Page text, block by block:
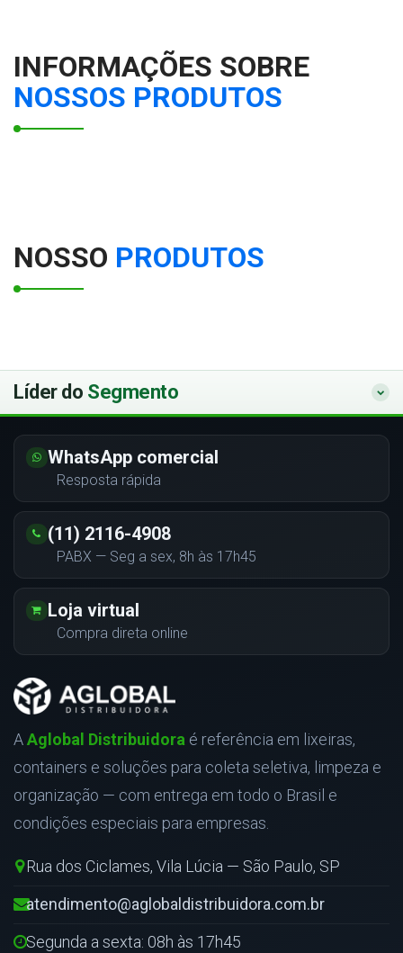
INFORMAÇÕES SOBRE
NOSSOS PRODUTOS
NOSSO PRODUTOS
Líder do Segmento
WhatsApp comercial
Resposta rápida
(11) 2116-4908
PABX — Seg a sex, 8h às 17h45
Loja virtual
Compra direta online
AAglobal Distribuidora é referência em lixeiras,
containers e soluções para coleta seletiva, limpeza e
organização — com entrega em todo o Brasil e
condições especiais para empresas.
Rua dos Ciclames, Vila Lúcia — São Paulo, SP
atendimento@aglobaldistribuidora.com.br
Segunda a sexta: 08h às 17h45